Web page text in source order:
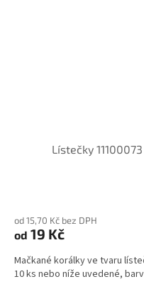
Lístečky
od 15,70 Kč bez DPH
od 19 Kč
Mačkané korálky ve tvaru
10 ks nebo níže uvedené,